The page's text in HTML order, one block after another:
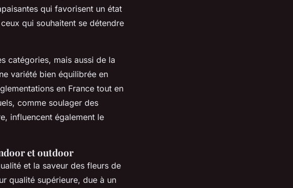
qui favorisent un état
qui souhaitent se détendre
catégories, mais aussi de la
variété bien équilibrée en
en France tout en
comme soulager des
influencent également le
et outdoor
et la saveur des fleurs de
qualité supérieure, due à un